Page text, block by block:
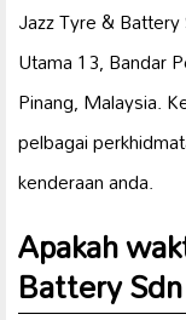
Jazz Tyre &
Utama 13, Bandar
Pinang, Malaysia.
pelbagai
kenderaan anda.
Apakah
Battery